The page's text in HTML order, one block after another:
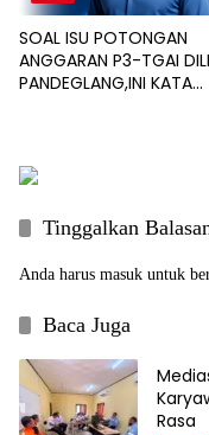
SOAL ISU POTONGAN
ANGGARAN P3-TGAI
PANDEGLANG,INI KATA
Tinggalkan
Anda harus masuk untuk
Baca Juga
Rasa